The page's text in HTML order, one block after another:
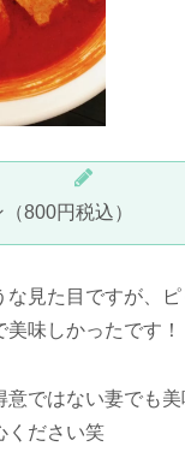
800円税込）
な見た目ですが、
味しかったです！
意ではない妻でも
ください笑